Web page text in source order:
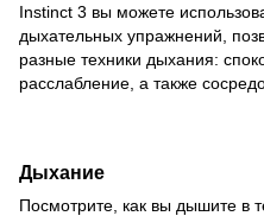
Instinct 3 вы можете
дыхательных упражнений,
разные техники дыхания:
расслабление, а также
Дыхание
Посмотрите, как вы дышите в